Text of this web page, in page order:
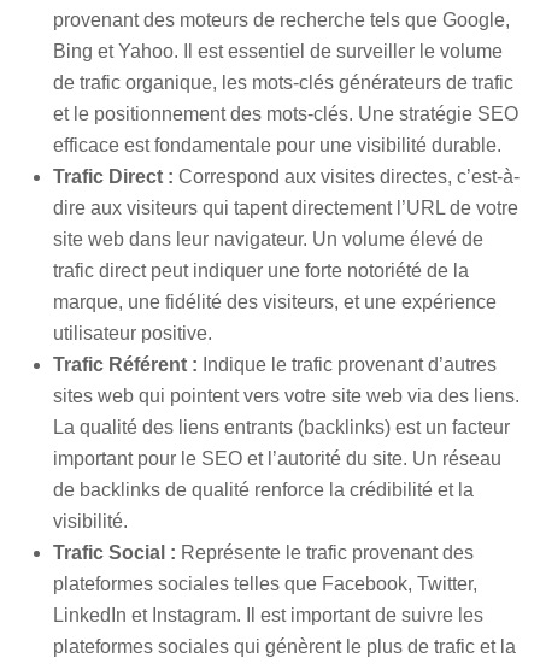
provenant des moteurs de recherche tels que Google,
Bing et Yahoo. Il est essentiel de surveiller le volume
de trafic organique, les mots-clés générateurs de trafic
et le positionnement des mots-clés. Une stratégie SEO
efficace est fondamentale pour une visibilité durable.
Trafic Direct : Correspond aux visites directes, c’est-à-
dire aux visiteurs qui tapent directement l’URL de votre
site web dans leur navigateur. Un volume élevé de
trafic direct peut indiquer une forte notoriété de la
marque, une fidélité des visiteurs, et une expérience
utilisateur positive.
Trafic Référent : Indique le trafic provenant d’autres
sites web qui pointent vers votre site web via des liens.
La qualité des liens entrants (backlinks) est un facteur
important pour le SEO et l’autorité du site. Un réseau
de backlinks de qualité renforce la crédibilité et la
visibilité.
Trafic Social : Représente le trafic provenant des
plateformes sociales telles que Facebook, Twitter,
LinkedIn et Instagram. Il est important de suivre les
plateformes sociales qui génèrent le plus de trafic et la